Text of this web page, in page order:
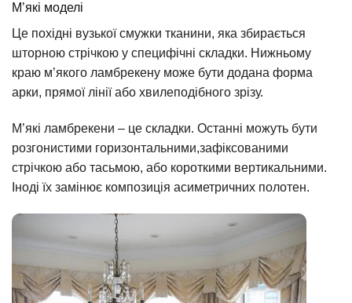
М’які моделі
Це похідні вузької смужки тканини, яка збирається
шторною стрічкою у специфічні складки. Нижньому
краю м’якого ламбрекену може бути додана форма
арки, прямої лінії або хвилеподібного зрізу.
М’які ламбрекени – це складки. Останні можуть бути
розгонистими горизонтальними,зафіксованими
стрічкою або тасьмою, або короткими вертикальними.
Іноді їх замінює композиція асиметричних полотен.